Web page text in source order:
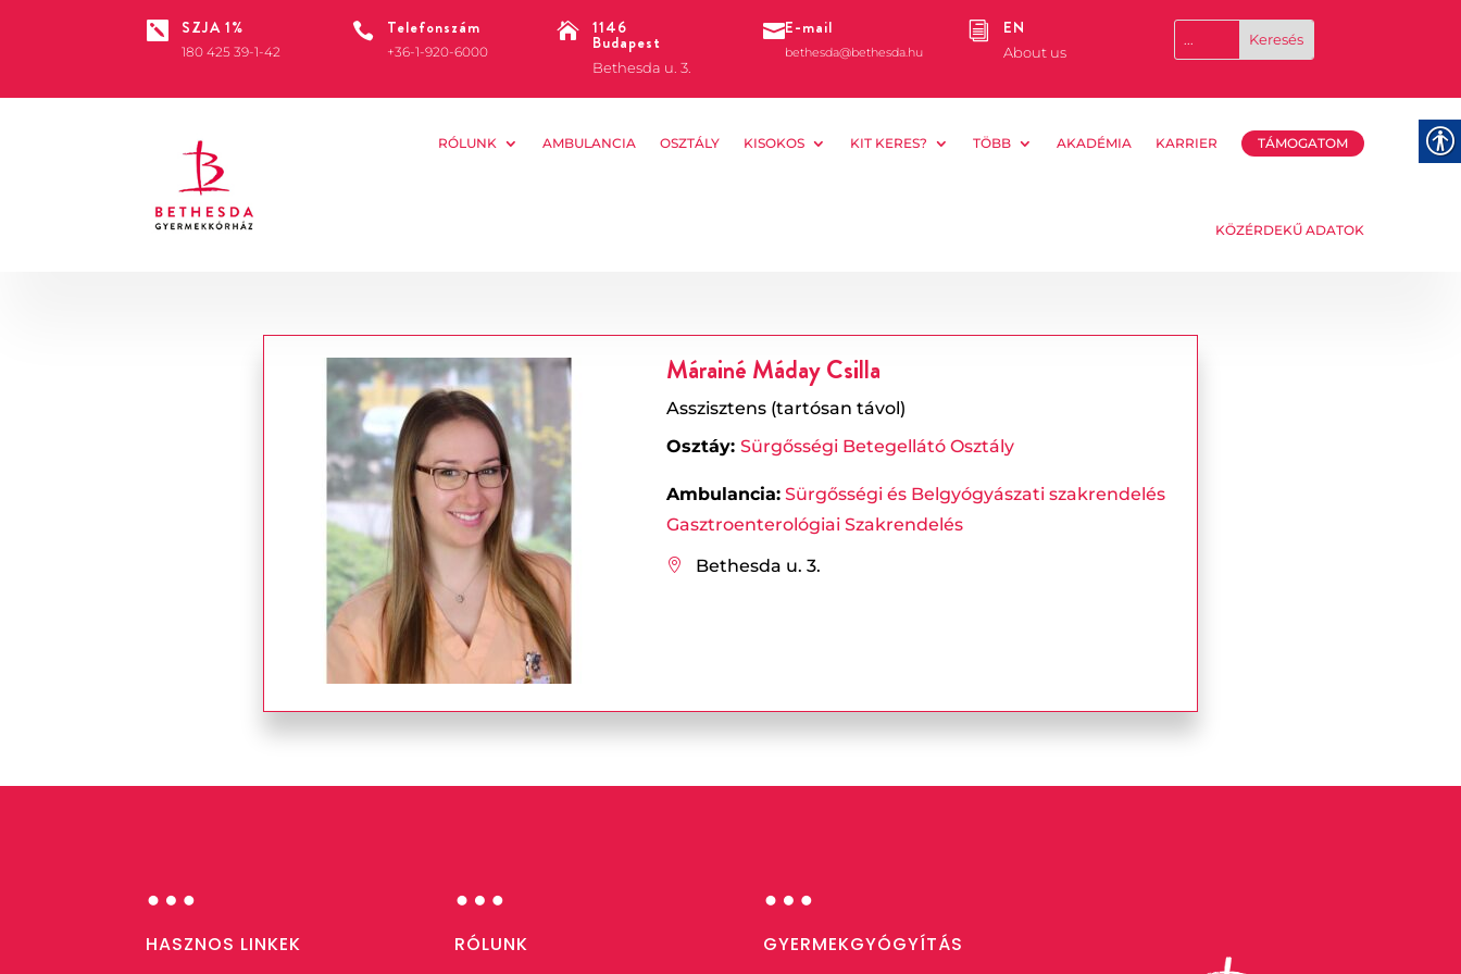
 SZJA 1%
180 425 39-1-42
 Telefonszám
+36-1-920-6000
 1146
Budapest
Bethesda u. 3.
E-mail
bethesda@bethesda.hu
i EN
About us
RÓLUNK AMBULANCIA OSZTÁLY KISOKOS KIT KERES? TÖBB AKADÉMIA KARRIER TÁMOGATOM
KÖZÉRDEKŰ ADATOK
Márainé Máday Csilla
Asszisztens (tartósan távol)
Osztáy: Sürgősségi Betegellátó Osztály
Ambulancia: Sürgősségi és Belgyógyászati szakrendelés
Gasztroenterológiai Szakrendelés
 Bethesda u. 3.
…
HASZNOS LINKEK
…
RÓLUNK
…
GYERMEKGYÓGYÍTÁS